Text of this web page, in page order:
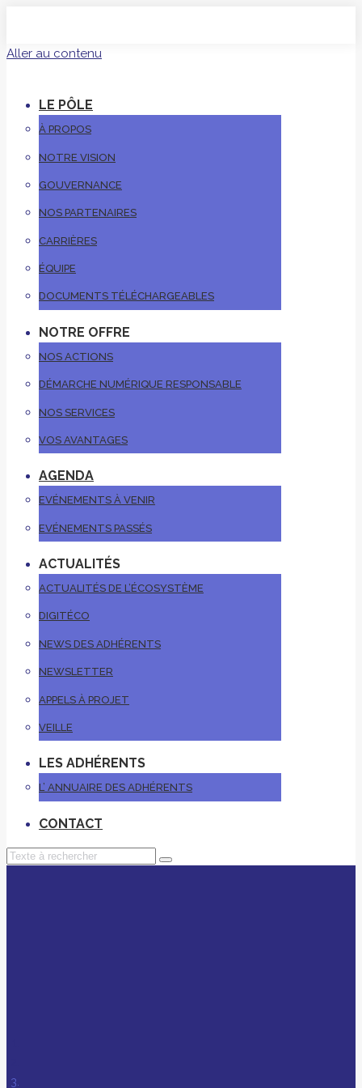
Aller au contenu
LE PÔLE
À PROPOS
NOTRE VISION
GOUVERNANCE
NOS PARTENAIRES
CARRIÈRES
ÉQUIPE
DOCUMENTS TÉLÉCHARGEABLES
NOTRE OFFRE
NOS ACTIONS
DÉMARCHE NUMÉRIQUE RESPONSABLE
NOS SERVICES
VOS AVANTAGES
AGENDA
EVÉNEMENTS À VENIR
EVÉNEMENTS PASSÉS
ACTUALITÉS
ACTUALITÉS DE L’ÉCOSYSTÈME
DIGITÉCO
NEWS DES ADHÉRENTS
NEWSLETTER
APPELS À PROJET
VEILLE
LES ADHÉRENTS
L’ ANNUAIRE DES ADHÉRENTS
CONTACT